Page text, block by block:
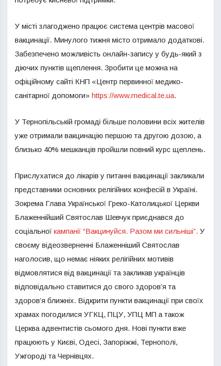
У місті злагоджено працює система центрів масової
вакцинації. Минулого тижня місто отримало додаткові.
Забезпечено можливість онлайн-запису у будь-який з
діючих пунктів щеплення. Зробити це можна на
офіційному сайті КНП «Центр первинної медико-
санітарної допомоги» https://www.medical.te.ua.
У Тернопільській громаді більше половини всіх жителів
уже отримали вакцинацію першою та другою дозою, а
близько 40% мешканців пройшли повний курс щеплень.
Прислухатися до лікарів у питанні вакцинації закликали
представники основних релігійних конфесій в Україні.
Зокрема Глава Української Греко-Католицької Церкви
Блаженнійший Святослав Шевчук приєднався до
соціальної кампанії “Вакцинуйся. Разом ми сильніші”. У
своєму відеозверненні Блаженніший Святослав
наголосив, що немає ніяких релігійних мотивів
відмовлятися від вакцинації та закликав українців
відповідально ставитися до свого здоров’я та
здоров’я ближніх. Відкрити пункти вакцинації при своїх
храмах погодилися УГКЦ, ПЦУ, УПЦ МП а також
Церква адвентистів сьомого дня. Нові пункти вже
працюють у Києві, Одесі, Запоріжжі, Тернополі,
Ужгороді та Чернівцях.